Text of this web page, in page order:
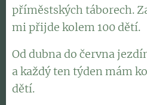
příměstských táborech.
mi přijde kolem 100 dětí.
Od dubna do června
a každý ten týden mám
dětí.